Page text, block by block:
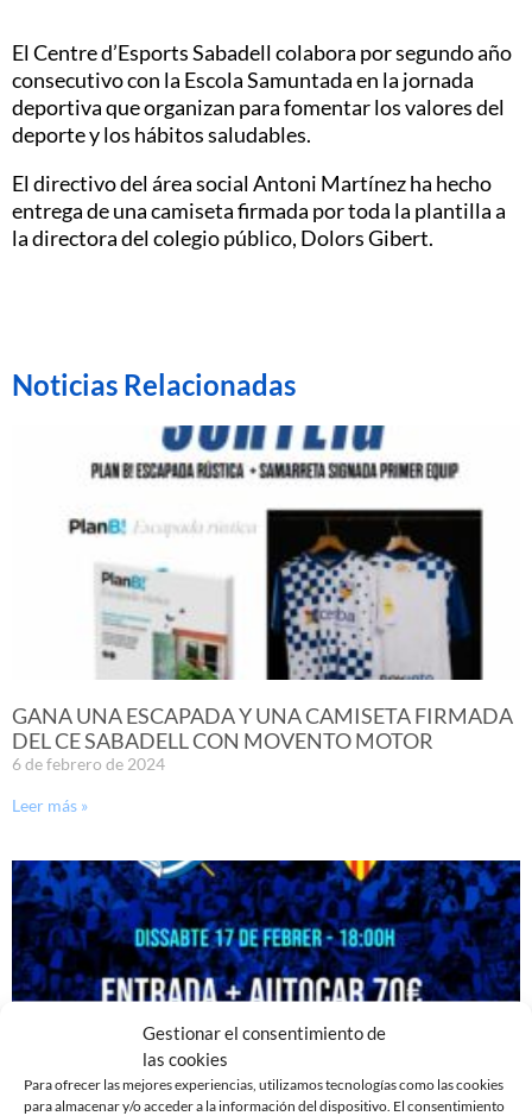
Gestionar el consentimiento de
las cookies
Para ofrecer las mejores experiencias, utilizamos tecnologías como las cookies
para almacenar y/o acceder a la información del dispositivo. El consentimiento
El Centre d’Esports Sabadell colabora por segundo año
consecutivo con la Escola Samuntada en la jornada
deportiva que organizan para fomentar los valores del
deporte y los hábitos saludables.
El directivo del área social Antoni Martínez ha hecho
entrega de una camiseta firmada por toda la plantilla a
la directora del colegio público, Dolors Gibert.
Noticias Relacionadas
GANA UNA ESCAPADA Y UNA CAMISETA FIRMADA
DEL CE SABADELL CON MOVENTO MOTOR
6 de febrero de 2024
Leer más »